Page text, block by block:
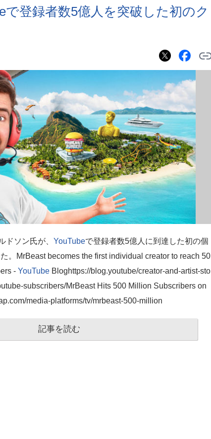
で登録者数5億人を突破した初のク
ドソン氏が、 YouTubeで登録者数5億人に到達した初の個
。MrBeast becomes the first individual creator to reach 50
- YouTube Bloghttps://blog.youtube/creator-and-artist-sto
subscribers/MrBeast Hits 500 Million Subscribers on
media-platforms/tv/mrbeast-500-million
記事を読む